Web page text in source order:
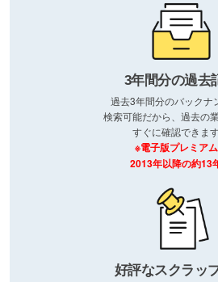
3年間分の過去
過去3年間分のバックナ
検索可能だから、過去の
すぐに確認できます
※電子版プレミア
2013年以降の約13
好評なスクラッ